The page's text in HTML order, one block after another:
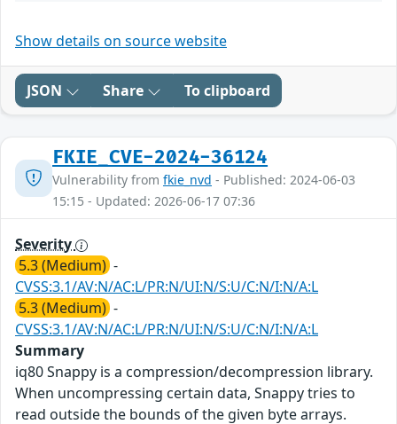
Show details on source website
JSON Share To clipboard
FKIE_CVE-2024-36124
Vulnerability from fkie_nvd - Published: 2024-06-03
15:15 - Updated: 2026-06-17 07:36
Severity
5.3 (Medium) -
CVSS:3.1/AV:N/AC:L/PR:N/UI:N/S:U/C:N/I:N/A:L
5.3 (Medium) -
CVSS:3.1/AV:N/AC:L/PR:N/UI:N/S:U/C:N/I:N/A:L
Summary
iq80 Snappy is a compression/decompression library.
When uncompressing certain data, Snappy tries to
read outside the bounds of the given byte arrays.